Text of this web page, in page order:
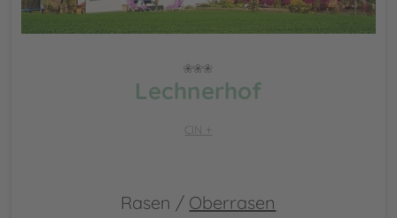
Lechnerhof
CIN +
Rasen / Oberrasen